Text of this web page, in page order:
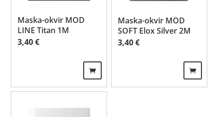
Maska-okvir MOD
LINE Titan 1M
3,40€
Maska-okvir MOD
SOFT Elox Silver 2M
3,40€